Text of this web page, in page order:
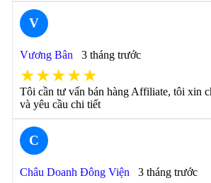
V
Vương Bân 3 tháng trước
★★★★★
Tôi cần tư vấn bán hàng Affiliate, tôi xin
và yêu cầu chi tiết
C
Châu Doanh Đông Viện 3 tháng trước